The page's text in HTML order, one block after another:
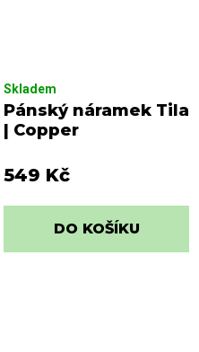
Pánský náramek Tila
| Copper
Skladem
549 Kč
DO KOŠÍKU